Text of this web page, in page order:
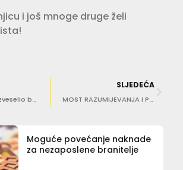
i još mnoge druge želi
Aguila Claun razveselio brojnu djecu na Orsuli
SLJEDEĆA
MOST RAZUMIJEVANJA I PODRŠKE U OŠ Marina Držića stigla komunikacijska ploča
Moguće povećanje naknade
za nezaposlene branitelje